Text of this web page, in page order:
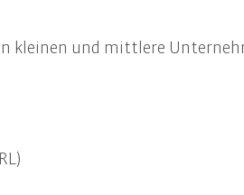
kleinen und mittlere